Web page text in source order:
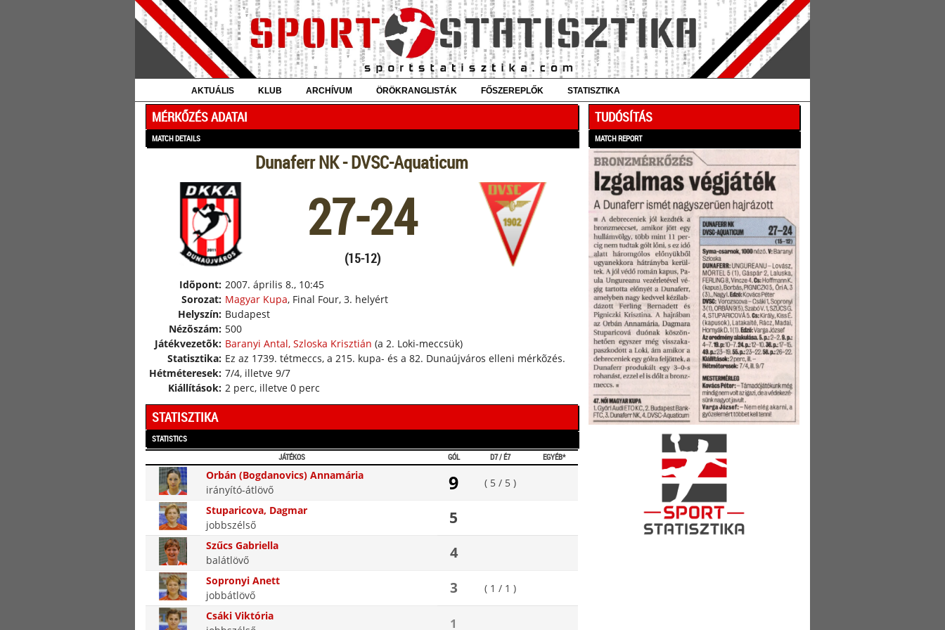
AKTUÁLIS KLUB ARCHÍVUM ÖRÖKRANGLISTÁK FŐSZEREPLŐK STATISZTIKA
MÉRKŐZÉS ADATAI
MATCH DETAILS
Dunaferr NK - DVSC-Aquaticum
27-24
(15-12)
Idõpont: 2007. április 8., 10:45
Sorozat: Magyar Kupa, Final Four, 3. helyért
Helyszín: Budapest
Nézõszám: 500
Játékvezetõk: Baranyi Antal, Szloska Krisztián (a 2. Loki-meccsük)
Statisztika: Ez az 1739. tétmeccs, a 215. kupa- és a 82. Dunaújváros elleni mérkõzés.
Hétméteresek: 7/4, illetve 9/7
Kiállítások: 2 perc, illetve 0 perc
STATISZTIKA
STATISTICS
JÁTÉKOS
GÓL D7 / É7 EGYÉB*
Orbán (Bogdanovics) Annamária
irányító-átlövő
9 ( 5 / 5 )
Stuparicova, Dagmar
jobbszélső
5
Szűcs Gabriella
balátlövő
4
Sopronyi Anett
jobbátlövő
3 ( 1 / 1 )
Csáki Viktória
1
TUDÓSÍTÁS
MATCH REPORT